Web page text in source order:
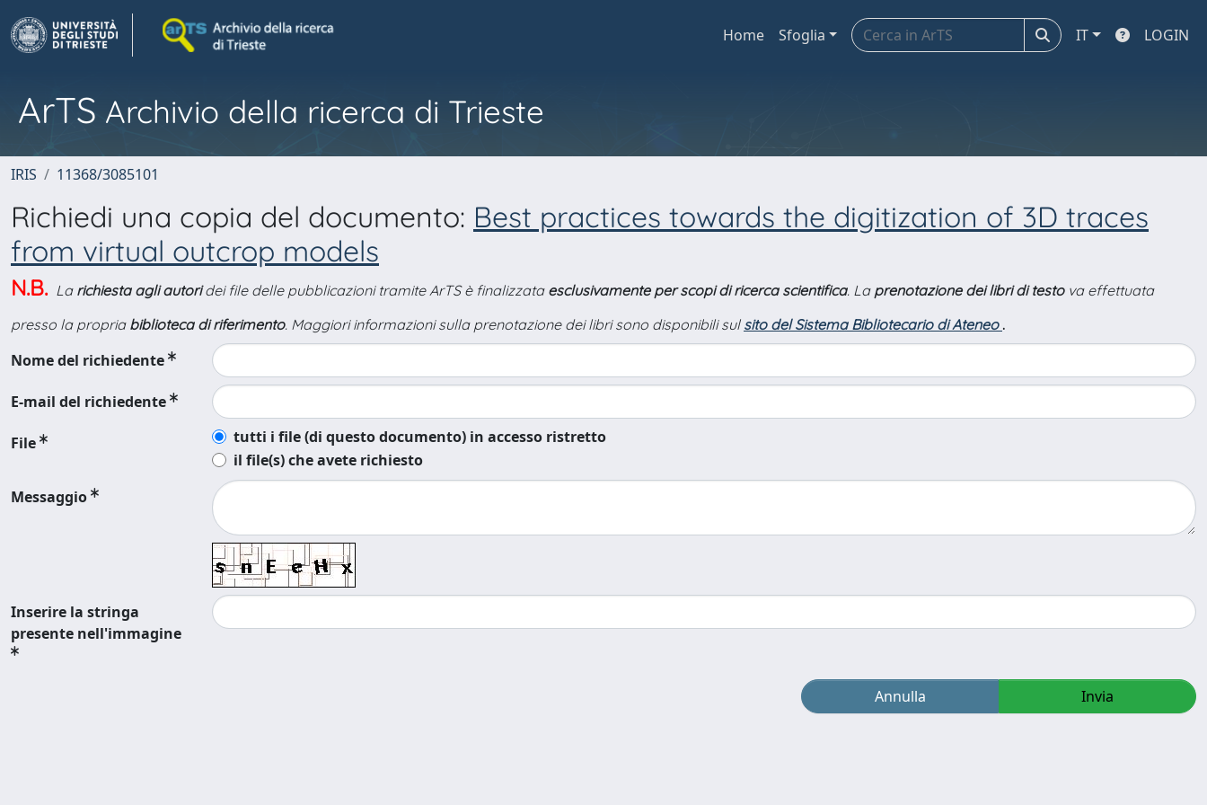
Home Sfoglia IT LOGIN
ArTS Archivio della ricerca di Trieste
IRIS 11368/3085101
Richiedi una copia del documento: Best practices towards the digitization of 3D traces
from virtual outcrop models
N.B. La richiesta agli autoridei file delle pubblicazioni tramite ArTS è finalizzata esclusivamente per scopi di ricerca scientifica. La prenotazione dei libri di testova effettuata
presso la propria biblioteca di riferimento. Maggiori informazioni sulla prenotazione dei libri sono disponibili sul sito del Sistema Bibliotecario di Ateneo .
Nome del richiedente
E-mail del richiedente
File
tutti i file (di questo documento) in accesso ristretto
il file(s) che avete richiesto
Messaggio
Inserire la stringa
presente nell'immagine
Annulla Invia